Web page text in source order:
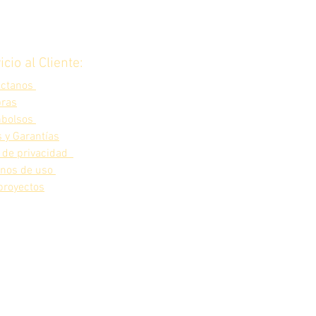
al Cliente:
y Garantías
de privacidad
de uso